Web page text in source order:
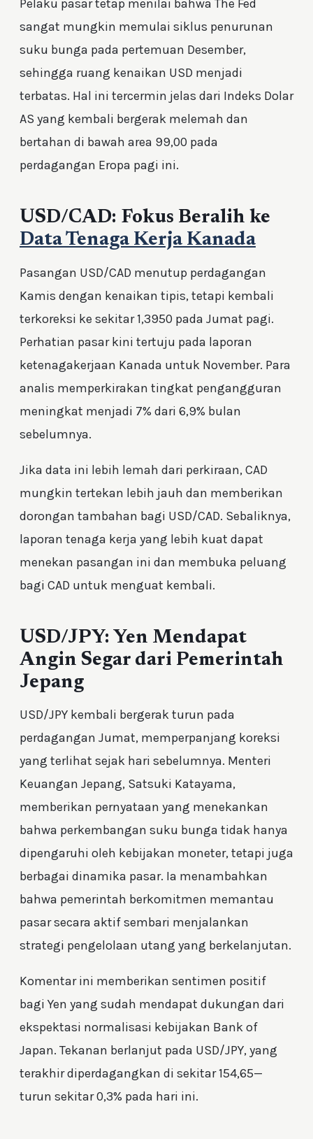
Pelaku pasar tetap menilai bahwa The Fed
sangat mungkin memulai siklus penurunan
suku bunga pada pertemuan Desember,
sehingga ruang kenaikan USD menjadi
terbatas. Hal ini tercermin jelas dari Indeks Dolar
AS yang kembali bergerak melemah dan
bertahan di bawah area 99,00 pada
perdagangan Eropa pagi ini.
USD/CAD: Fokus Beralih ke
Data Tenaga Kerja Kanada
Pasangan USD/CAD menutup perdagangan
Kamis dengan kenaikan tipis, tetapi kembali
terkoreksi ke sekitar 1,3950 pada Jumat pagi.
Perhatian pasar kini tertuju pada laporan
ketenagakerjaan Kanada untuk November. Para
analis memperkirakan tingkat pengangguran
meningkat menjadi 7% dari 6,9% bulan
sebelumnya.
Jika data ini lebih lemah dari perkiraan, CAD
mungkin tertekan lebih jauh dan memberikan
dorongan tambahan bagi USD/CAD. Sebaliknya,
laporan tenaga kerja yang lebih kuat dapat
menekan pasangan ini dan membuka peluang
bagi CAD untuk menguat kembali.
USD/JPY: Yen Mendapat
Angin Segar dari Pemerintah
Jepang
USD/JPY kembali bergerak turun pada
perdagangan Jumat, memperpanjang koreksi
yang terlihat sejak hari sebelumnya. Menteri
Keuangan Jepang, Satsuki Katayama,
memberikan pernyataan yang menekankan
bahwa perkembangan suku bunga tidak hanya
dipengaruhi oleh kebijakan moneter, tetapi juga
berbagai dinamika pasar. Ia menambahkan
bahwa pemerintah berkomitmen memantau
pasar secara aktif sembari menjalankan
strategi pengelolaan utang yang berkelanjutan.
Komentar ini memberikan sentimen positif
bagi Yen yang sudah mendapat dukungan dari
ekspektasi normalisasi kebijakan Bank of
Japan. Tekanan berlanjut pada USD/JPY, yang
terakhir diperdagangkan di sekitar 154,65—
turun sekitar 0,3% pada hari ini.